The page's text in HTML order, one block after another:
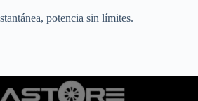
potencia sin límites.